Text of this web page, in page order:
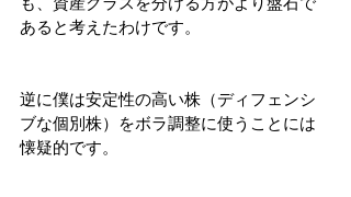
あると考えたわけです。
逆に僕は安定性の高い株（ディフェンシ
ブな個別株）をボラ調整に使うことには
懐疑的です。